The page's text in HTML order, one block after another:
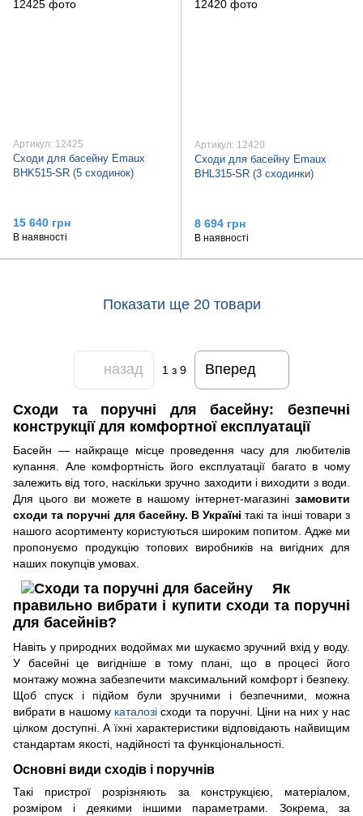
Артикул: 12425
Сходи для басейну Emaux
BHK515-SR (5 сходинок)
15 640 грн
В наявності
Артикул: 12420
Сходи для басейну Emaux
BHL315-SR (3 сходинки)
8 694 грн
В наявності
Показати ще 20 товари
назад 1 з 9 Вперед
Сходи та поручні для басейну: безпечні
конструкції для комфортної експлуатації
Басейн — найкраще місце проведення часу для любителів
купання. Але комфортність його експлуатації багато в чому
залежить від того, наскільки зручно заходити і виходити з води.
Для цього ви можете в нашому інтернет-магазині замовити
сходи та поручні для басейну. В Україні такі та інші товари з
нашого асортименту користуються широким попитом. Адже ми
пропонуємо продукцію топових виробників на вигідних для
наших покупців умовах.
Як
правильно вибрати і купити сходи та поручні
для басейнів?
Навіть у природних водоймах ми шукаємо зручний вхід у воду.
У басейні це вигідніше в тому плані, що в процесі його
монтажу можна забезпечити максимальний комфорт і безпеку.
Щоб спуск і підйом були зручними і безпечними, можна
вибрати в нашому каталозі сходи та поручні. Ціни на них у нас
цілком доступні. А їхні характеристики відповідають найвищим
стандартам якості, надійності та функціональності.
Основні види сходів і поручнів
Такі пристрої розрізняють за конструкцією, матеріалом,
розміром і деякими іншими параметрами. Зокрема, за